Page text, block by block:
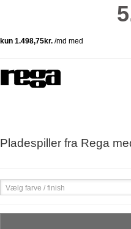
Pladespiller fra Rega
Vælg farve / finish